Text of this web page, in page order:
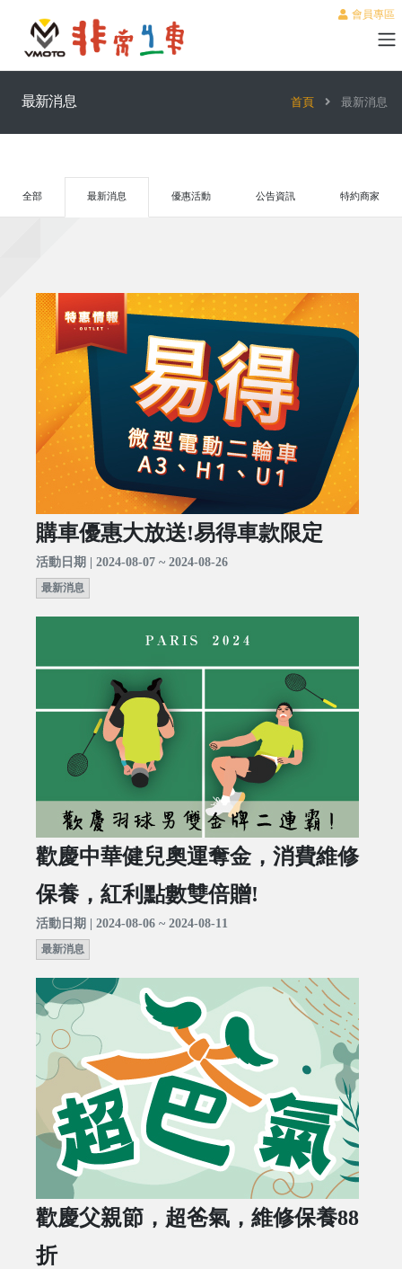
會員專區
最新消息 首頁 最新消息
全部 最新消息 優惠活動 公告資訊 特約商家
購車優惠大放送!易得車款限定
活動日期 | 2024-08-07 ~ 2024-08-26
最新消息
歡慶中華健兒奧運奪金，消費維修
保養，紅利點數雙倍贈!
活動日期 | 2024-08-06 ~ 2024-08-11
最新消息
歡慶父親節，超爸氣，維修保養88
折